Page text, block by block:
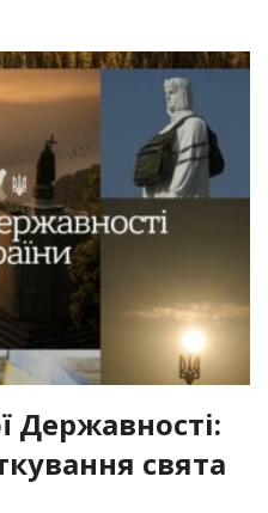
Державності:
свята